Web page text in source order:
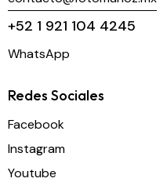
+52 1 921 104 4245
WhatsApp
Redes Sociales
Facebook
Instagram
Youtube